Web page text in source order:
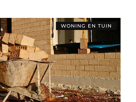
WONING EN TUIN